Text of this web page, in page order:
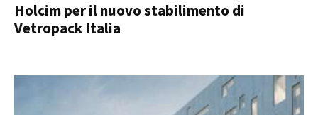
Holcim per il nuovo stabilimento di
Vetropack Italia